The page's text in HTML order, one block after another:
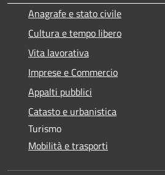
Anagrafe e stato civile
Cultura e tempo libero
Vita lavorativa
Imprese e Commercio
Appalti pubblici
Catasto e urbanistica
Turismo
Mobilità e trasporti